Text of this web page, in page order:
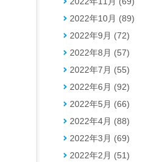
2022年10月 (89)
2022年9月 (72)
2022年8月 (57)
2022年7月 (55)
2022年6月 (92)
2022年5月 (66)
2022年4月 (88)
2022年3月 (69)
2022年2月 (51)